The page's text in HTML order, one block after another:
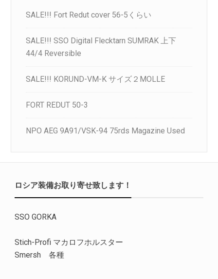
SALE!!! Fort Redut cover 56-5くらい
SALE!!! SSO Digital Flecktarn SUMRAK 上下
44/4 Reversible
SALE!!! KORUND-VM-K サイズ２MOLLE
FORT REDUT 50-3
NPO AEG 9A91/VSK-94 75rds Magazine Used
ロシア装備お取り寄せ致します！
SSO GORKA
Stich-Profi マカロフホルスター
Smersh 各種